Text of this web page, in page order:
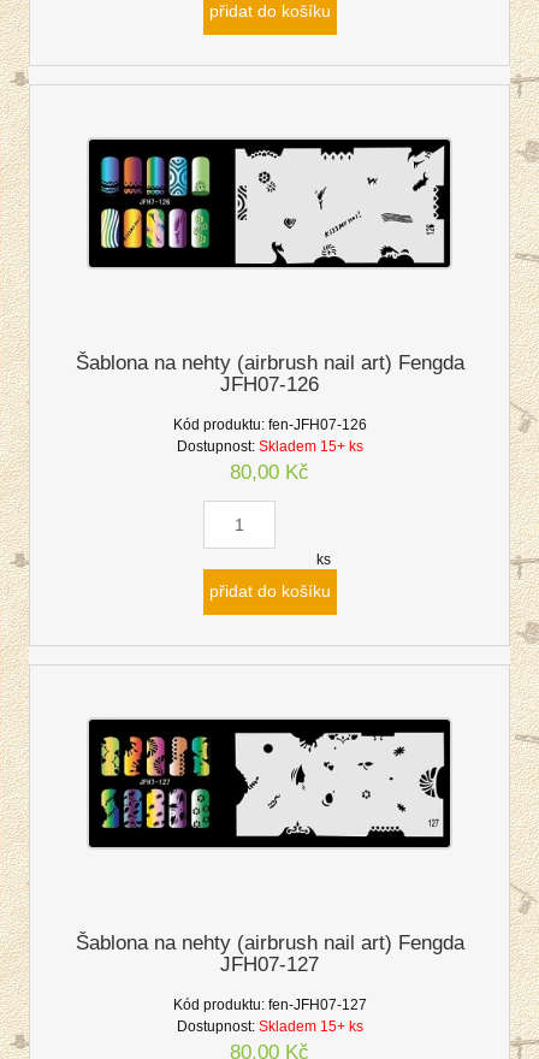
přidat do košíku
Šablona na nehty (airbrush nail art) Fengda
JFH07-126
Kód produktu: fen-JFH07-126
Dostupnost: Skladem 15+ ks
80,00 Kč
ks
přidat do košíku
Šablona na nehty (airbrush nail art) Fengda
JFH07-127
Kód produktu: fen-JFH07-127
Dostupnost: Skladem 15+ ks
80,00 Kč